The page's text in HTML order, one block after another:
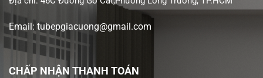
Email: tubepgiacuong@gmail.com
CHẤP NHẬN THANH TOÁN